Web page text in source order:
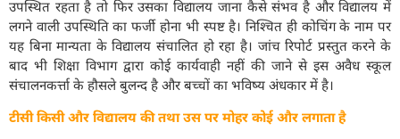
उपस्थित रहता है तो फिर उसका विद्यालय जाना कैसे संभव है और विद्यालय में
लगने वाली उपस्थिति का फर्जी होना भी स्पष्ट है। निश्चित ही कोचिंग के नाम पर
यह बिना मान्यता के विद्यालय संचालित हो रहा है। जांच रिपोर्ट प्रस्तुत करने के
बाद भी शिक्षा विभाग द्वारा कोई कार्यवाही नहीं की जाने से इस अवैध स्कूल
संचालनकर्त्ता के हौसले बुलन्द है और बच्चों का भविष्य अंधकार में है।
टीसी किसी और विद्यालय की तथा उस पर मोहर कोई और लगाता है